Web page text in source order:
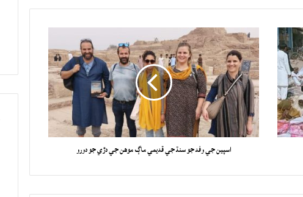
اسپين جي وفد جو سنڌ جي قديمي ماڳ موهن جي دڙي جو دورو